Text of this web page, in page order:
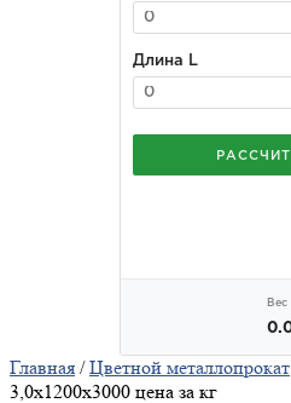
Главная /Цветной металлопрокат
3,0х1200х3000 цена за кг